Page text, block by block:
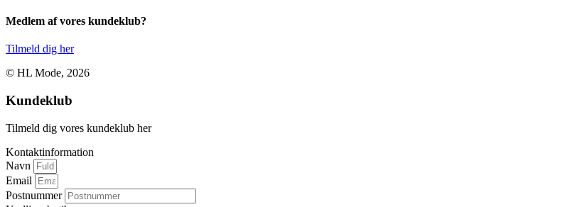
Medlem af vores kundeklub?
Tilmeld dig her
© HL Mode, 2026
Kundeklub
Tilmeld dig vores kundeklub her
Kontaktinformation
Navn
Email
Postnummer